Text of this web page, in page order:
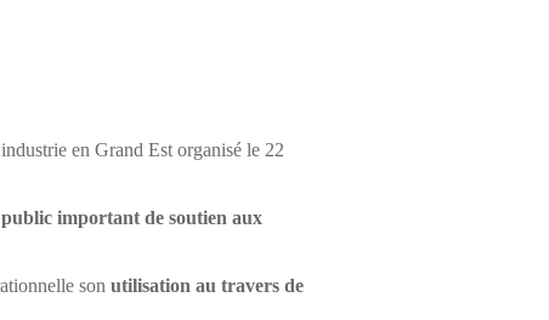
en Grand Est organisé le 22
important de soutien aux
son utilisation au travers de